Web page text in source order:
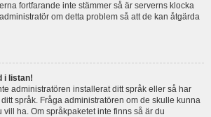
fortfarande inte stämmer så är serverns klocka
om detta problem så att de kan åtgärda
i listan!
administratören installerat ditt språk eller så har
språk. Fråga administratören om de skulle kunna
ha. Om språkpaketet inte finns så är du